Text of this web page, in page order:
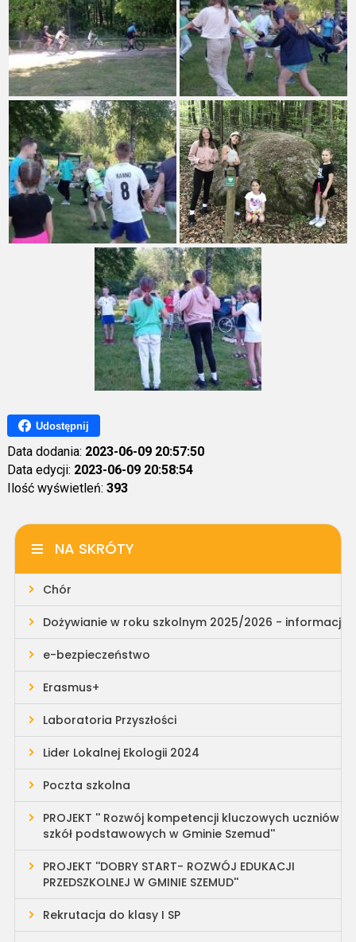
Udostępnij
Data dodania: 2023-06-09 20:57:50
Data edycji: 2023-06-09 20:58:54
Ilość wyświetleń: 393
NA SKRÓTY
Chór
Dożywianie w roku szkolnym 2025/2026 - informacja
e-bezpieczeństwo
Erasmus+
Laboratoria Przyszłości
Lider Lokalnej Ekologii 2024
Poczta szkolna
PROJEKT '' Rozwój kompetencji kluczowych uczniów
szkół podstawowych w Gminie Szemud''
PROJEKT ''DOBRY START- ROZWÓJ EDUKACJI
PRZEDSZKOLNEJ W GMINIE SZEMUD''
Rekrutacja do klasy I SP